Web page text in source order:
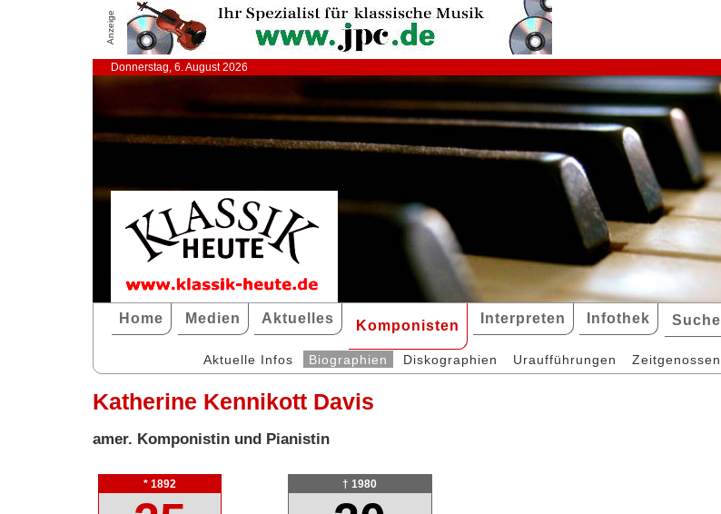
Anzeige
Donnerstag, 6. August 2026
Home Medien Aktuelles Komponisten Interpreten Infothek Suche
Aktuelle Infos Biographien Diskographien Uraufführungen Zeitgenossen
Katherine Kennikott Davis
amer. Komponistin und Pianistin
* 1892 † 1980